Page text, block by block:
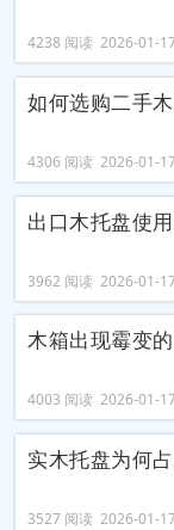
4238 阅读 2026-01-
如何选购二手
4306 阅读 2026-01-
出口木托盘使
3962 阅读 2026-01-
木箱出现霉变
4003 阅读 2026-01-
实木托盘为何
3527 阅读 2026-01-